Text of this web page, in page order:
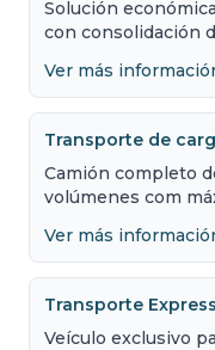
Solución
con consolidación
Ver más
Transporte de
Camión completo
volúmenes com
Ver más
Transporte
Veículo exclusivo